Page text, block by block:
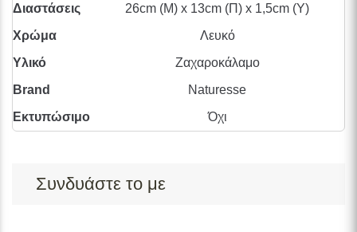
Διαστάσεις
26cm (Μ) x 13cm (Π) x 1,5cm (Υ)
Χρώμα
Λευκό
Υλικό
Ζαχαροκάλαμο
Brand
Naturesse
Εκτυπώσιμο
Όχι
Συνδυάστε το με